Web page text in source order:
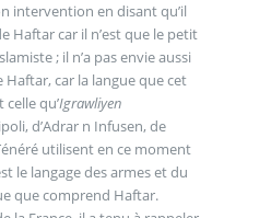
intervention en disant qu’il
Haftar car il n’est que le petit
; il n’a pas envie aussi
Haftar, car la langue que cet
qu’Igrawliyen
d’Adrar n Infusen, de
utilisent en ce moment
le langage des armes et du
que comprend Haftar.